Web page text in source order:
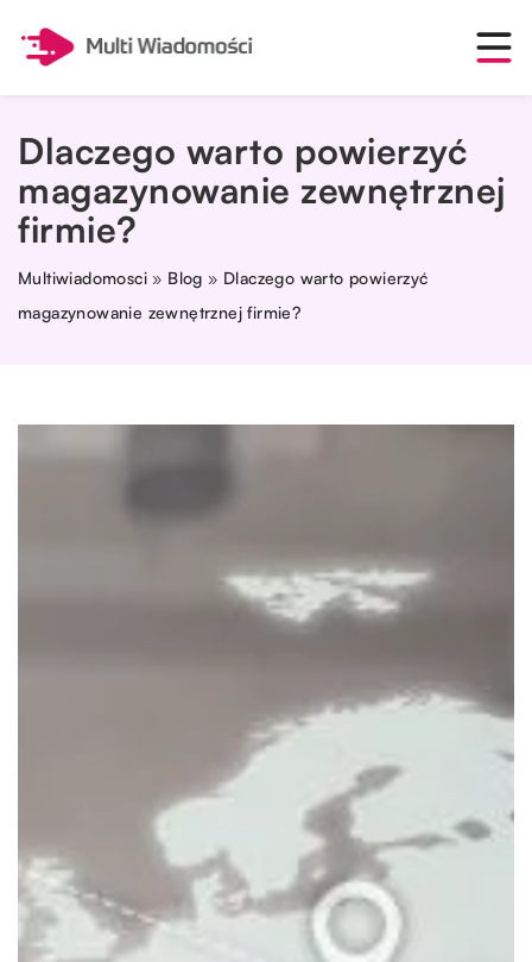
Dlaczego warto powierzyć
magazynowanie zewnętrznej
firmie?
Multiwiadomosci » Blog » Dlaczego warto powierzyć
magazynowanie zewnętrznej firmie?